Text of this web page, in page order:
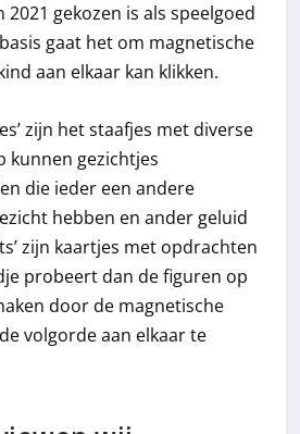
2021 gekozen is als speelgoed
gaat het om magnetische
aan elkaar kan klikken.
zijn het staafjes met diverse
kunnen gezichtjes
die ieder een andere
hebben en ander geluid
zijn kaartjes met opdrachten
probeert dan de figuren op
door de magnetische
volgorde aan elkaar te